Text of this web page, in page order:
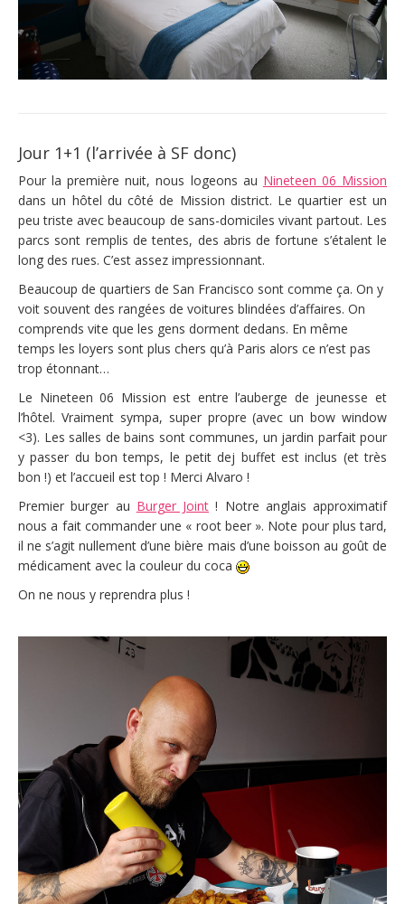
Jour 1+1 (l’arrivée à SF donc)
Pour la première nuit, nous logeons au Nineteen 06 Mission
dans un hôtel du côté de Mission district. Le quartier est un
peu triste avec beaucoup de sans-domiciles vivant partout. Les
parcs sont remplis de tentes, des abris de fortune s’étalent le
long des rues. C’est assez impressionnant.
Beaucoup de quartiers de San Francisco sont comme ça. On y
voit souvent des rangées de voitures blindées d’affaires. On
comprends vite que les gens dorment dedans. En même
temps les loyers sont plus chers qu’à Paris alors ce n’est pas
trop étonnant…
Le Nineteen 06 Mission est entre l’auberge de jeunesse et
l’hôtel. Vraiment sympa, super propre (avec un bow window
<3). Les salles de bains sont communes, un jardin parfait pour
y passer du bon temps, le petit dej buffet est inclus (et très
bon !) et l’accueil est top ! Merci Alvaro !
Premier burger au Burger Joint ! Notre anglais approximatif
nous a fait commander une « root beer ». Note pour plus tard,
il ne s’agit nullement d’une bière mais d’une boisson au goût de
médicament avec la couleur du coca
On ne nous y reprendra plus !